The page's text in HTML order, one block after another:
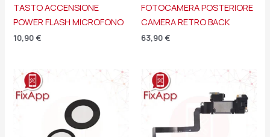
TASTO ACCENSIONE
POWER FLASH MICROFONO
10,90 €
FOTOCAMERA POSTERIORE
CAMERA RETRO BACK
63,90 €